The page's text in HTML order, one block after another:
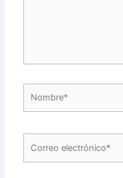
electrónico*